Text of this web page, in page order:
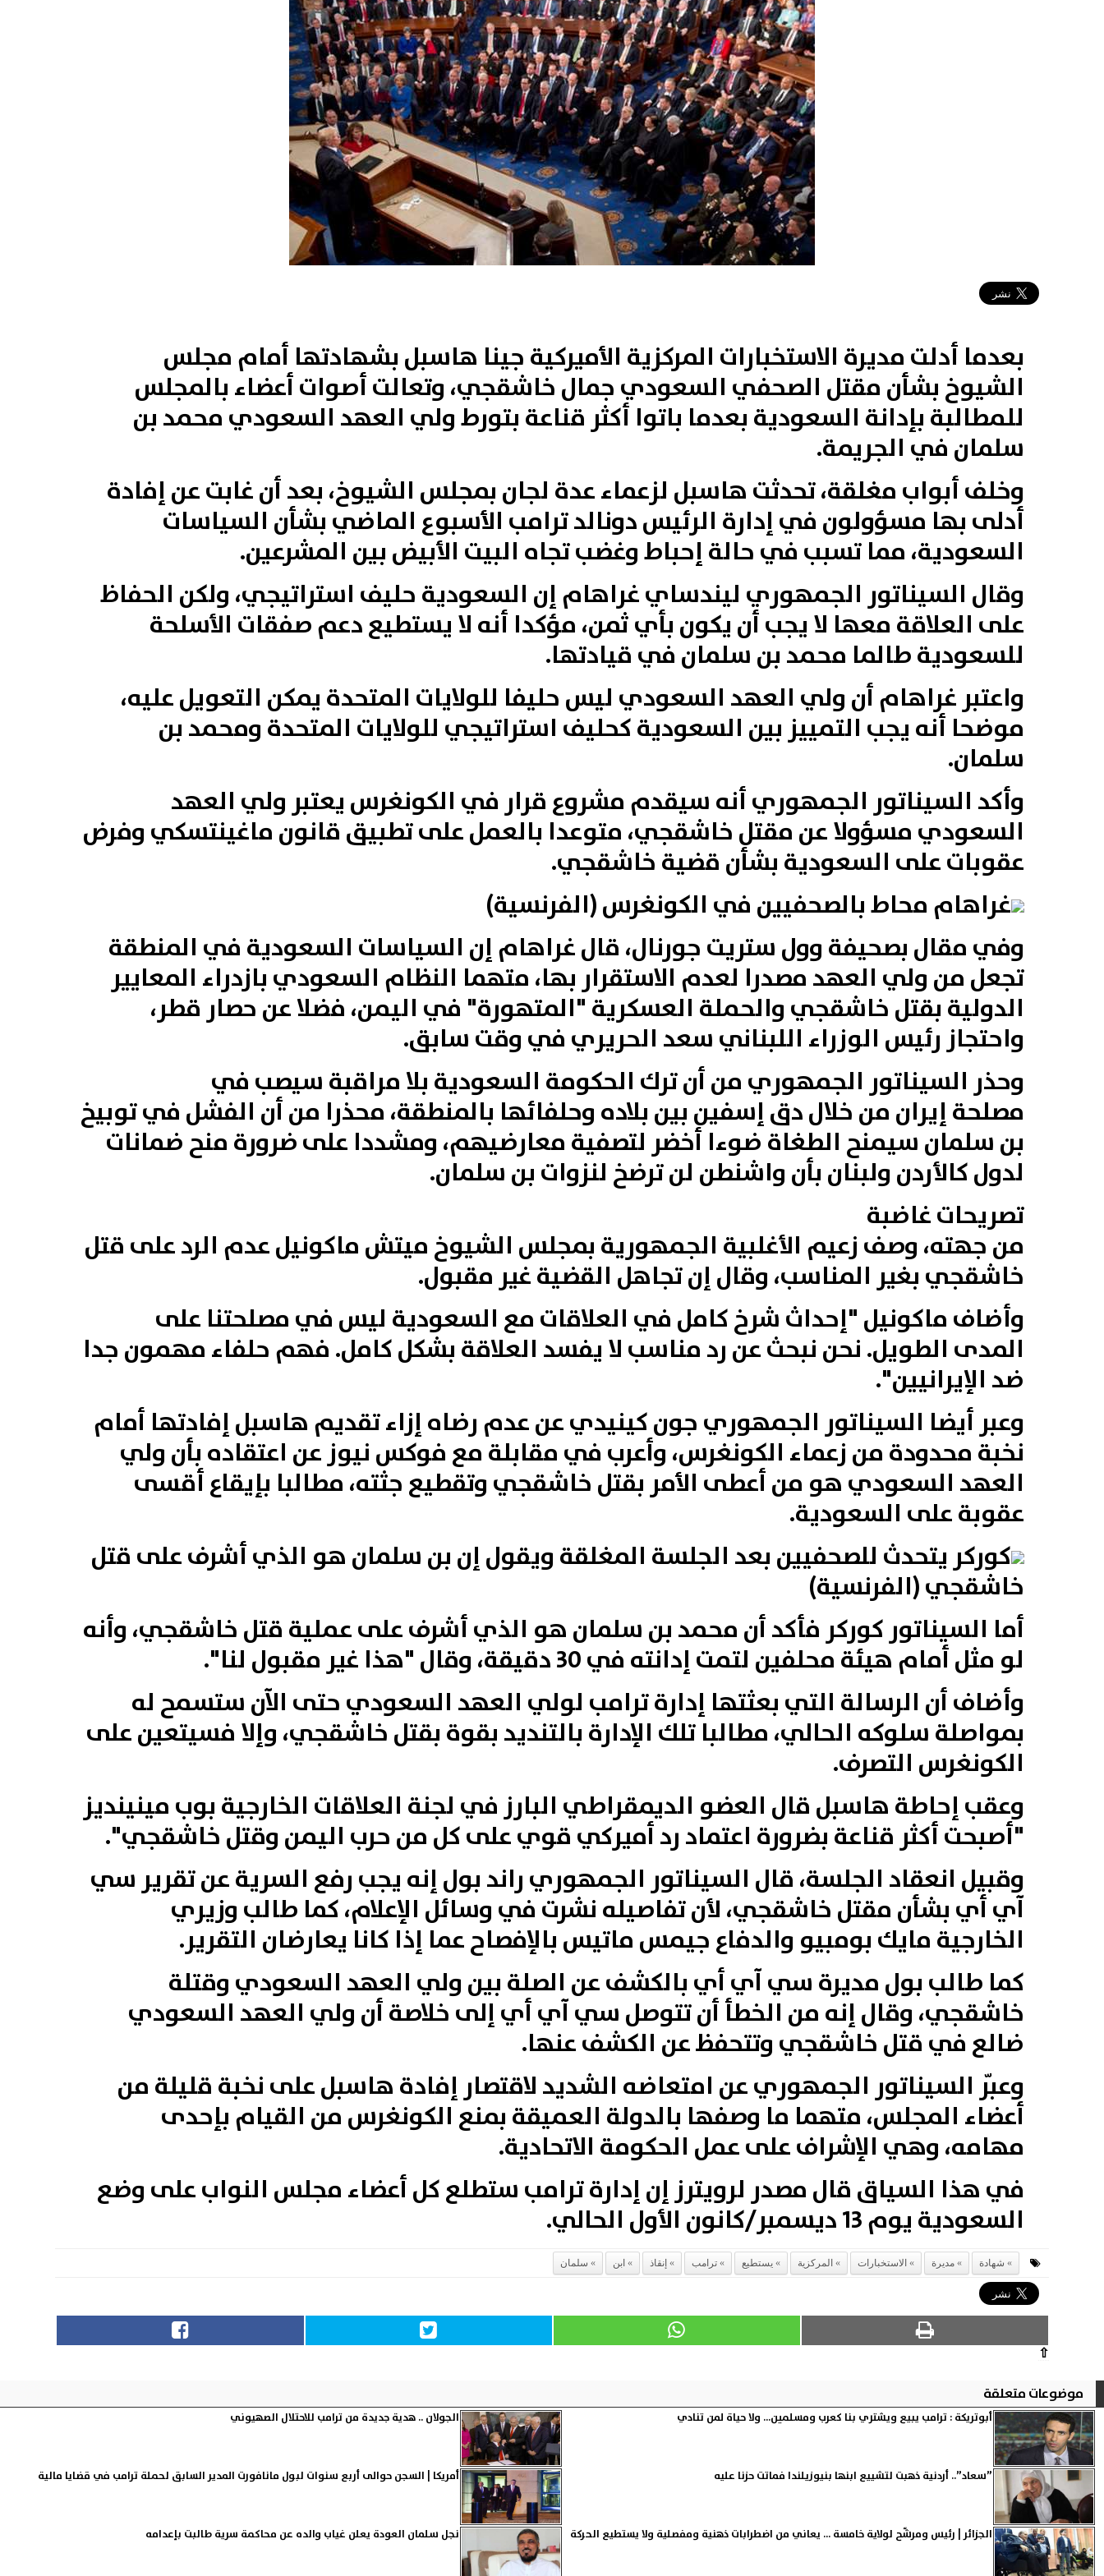
بعدما أدلت مديرة الاستخبارات المركزية الأميركية جينا هاسبل بشهادتها أمام مجلس
الشيوخ بشأن مقتل الصحفي السعودي جمال خاشقجي، وتعالت أصوات أعضاء بالمجلس
للمطالبة بإدانة السعودية بعدما باتوا أكثر قناعة بتورط ولي العهد السعودي محمد بن
سلمان في الجريمة.
وخلف أبواب مغلقة، تحدثت هاسبل لزعماء عدة لجان بمجلس الشيوخ، بعد أن غابت عن إفادة
أدلى بها مسؤولون في إدارة الرئيس دونالد ترامب الأسبوع الماضي بشأن السياسات
السعودية، مما تسبب في حالة إحباط وغضب تجاه البيت الأبيض بين المشرعين.
وقال السيناتور الجمهوري ليندساي غراهام إن السعودية حليف استراتيجي، ولكن الحفاظ
على العلاقة معها لا يجب أن يكون بأي ثمن، مؤكدا أنه لا يستطيع دعم صفقات الأسلحة
للسعودية طالما محمد بن سلمان في قيادتها.
واعتبر غراهام أن ولي العهد السعودي ليس حليفا للولايات المتحدة يمكن التعويل عليه،
موضحا أنه يجب التمييز بين السعودية كحليف استراتيجي للولايات المتحدة ومحمد بن
سلمان.
وأكد السيناتور الجمهوري أنه سيقدم مشروع قرار في الكونغرس يعتبر ولي العهد
السعودي مسؤولا عن مقتل خاشقجي، متوعدا بالعمل على تطبيق قانون ماغينتسكي وفرض
عقوبات على السعودية بشأن قضية خاشقجي.
غراهام محاط بالصحفيين في الكونغرس (الفرنسية)
وفي مقال بصحيفة وول ستريت جورنال، قال غراهام إن السياسات السعودية في المنطقة
تجعل من ولي العهد مصدرا لعدم الاستقرار بها، متهما النظام السعودي بازدراء المعايير
الدولية بقتل خاشقجي والحملة العسكرية "المتهورة" في اليمن، فضلا عن حصار قطر،
واحتجاز رئيس الوزراء اللبناني سعد الحريري في وقت سابق.
وحذر السيناتور الجمهوري من أن ترك الحكومة السعودية بلا مراقبة سيصب في
مصلحة إيران من خلال دق إسفين بين بلاده وحلفائها بالمنطقة، محذرا من أن الفشل في توبيخ
بن سلمان سيمنح الطغاة ضوءا أخضر لتصفية معارضيهم، ومشددا على ضرورة منح ضمانات
لدول كالأردن ولبنان بأن واشنطن لن ترضخ لنزوات بن سلمان.
تصريحات غاضبة
من جهته، وصف زعيم الأغلبية الجمهورية بمجلس الشيوخ ميتش ماكونيل عدم الرد على قتل
خاشقجي بغير المناسب، وقال إن تجاهل القضية غير مقبول.
وأضاف ماكونيل "إحداث شرخ كامل في العلاقات مع السعودية ليس في مصلحتنا على
المدى الطويل. نحن نبحث عن رد مناسب لا يفسد العلاقة بشكل كامل. فهم حلفاء مهمون جدا
ضد الإيرانيين".
وعبر أيضا السيناتور الجمهوري جون كينيدي عن عدم رضاه إزاء تقديم هاسبل إفادتها أمام
نخبة محدودة من زعماء الكونغرس، وأعرب في مقابلة مع فوكس نيوز عن اعتقاده بأن ولي
العهد السعودي هو من أعطى الأمر بقتل خاشقجي وتقطيع جثته، مطالبا بإيقاع أقسى
عقوبة على السعودية.
كوركر يتحدث للصحفيين بعد الجلسة المغلقة ويقول إن بن سلمان هو الذي أشرف على قتل
خاشقجي (الفرنسية)
أما السيناتور كوركر فأكد أن محمد بن سلمان هو الذي أشرف على عملية قتل خاشقجي، وأنه
لو مثل أمام هيئة محلفين لتمت إدانته في 30 دقيقة، وقال "هذا غير مقبول لنا".
وأضاف أن الرسالة التي بعثتها إدارة ترامب لولي العهد السعودي حتى الآن ستسمح له
بمواصلة سلوكه الحالي، مطالبا تلك الإدارة بالتنديد بقوة بقتل خاشقجي، وإلا فسيتعين على
الكونغرس التصرف.
وعقب إحاطة هاسبل قال العضو الديمقراطي البارز في لجنة العلاقات الخارجية بوب مينينديز
"أصبحت أكثر قناعة بضرورة اعتماد رد أميركي قوي على كل من حرب اليمن وقتل خاشقجي".
وقبيل انعقاد الجلسة، قال السيناتور الجمهوري راند بول إنه يجب رفع السرية عن تقرير سي
آي أي بشأن مقتل خاشقجي، لأن تفاصيله نشرت في وسائل الإعلام، كما طالب وزيري
الخارجية مايك بومبيو والدفاع جيمس ماتيس بالإفصاح عما إذا كانا يعارضان التقرير.
كما طالب بول مديرة سي آي أي بالكشف عن الصلة بين ولي العهد السعودي وقتلة
خاشقجي، وقال إنه من الخطأ أن تتوصل سي آي أي إلى خلاصة أن ولي العهد السعودي
ضالع في قتل خاشقجي وتتحفظ عن الكشف عنها.
وعبّر السيناتور الجمهوري عن امتعاضه الشديد لاقتصار إفادة هاسبل على نخبة قليلة من
أعضاء المجلس، متهما ما وصفها بالدولة العميقة بمنع الكونغرس من القيام بإحدى
مهامه، وهي الإشراف على عمل الحكومة الاتحادية.
في هذا السياق قال مصدر لرويترز إن إدارة ترامب ستطلع كل أعضاء مجلس النواب على وضع
السعودية يوم 13 ديسمبر/كانون الأول الحالي.
شهادة مديرة الاستخبارات المركزية يستطيع ترامب إنقاذ ابن سلمان
⇧
موضوعات متعلقة
أبوتريكة : ترامب يبيع ويشتري بنا كعرب ومسلمين... ولا حياة لمن تنادي الجولان .. هدية جديدة من ترامب للاحتلال الصهيوني
”سعاد”.. أردنية ذهبت لتشييع ابنها بنيوزيلندا فماتت حزنا عليه أمريكا | السجن حوالى أربع سنوات لبول مانافورت المدير السابق لحملة ترامب في قضايا مالية
الجزائر | رئيس ومرشّح لولاية خامسة ... يعاني من اضطرابات ذهنية ومفصلية ولا يستطيع الحركة نجل سلمان العودة يعلن غياب والده عن محاكمة سرية طالبت بإعدامه